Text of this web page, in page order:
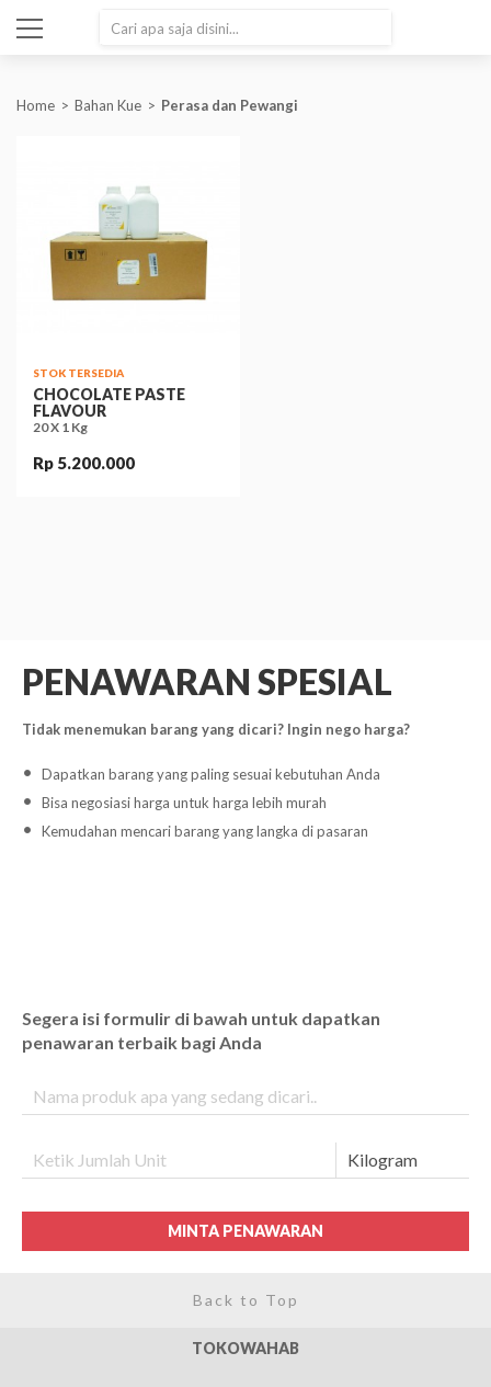
Home Bahan Kue Perasa dan Pewangi
STOK TERSEDIA
CHOCOLATE PASTE
FLAVOUR
20 X 1 Kg
Rp 5.200.000
PENAWARAN SPESIAL
Tidak menemukan barang yang dicari? Ingin nego harga?
Dapatkan barang yang paling sesuai kebutuhan Anda
Bisa negosiasi harga untuk harga lebih murah
Kemudahan mencari barang yang langka di pasaran
Segera isi formulir di bawah untuk dapatkan
penawaran terbaik bagi Anda
MINTA PENAWARAN
Back to Top
TOKOWAHAB